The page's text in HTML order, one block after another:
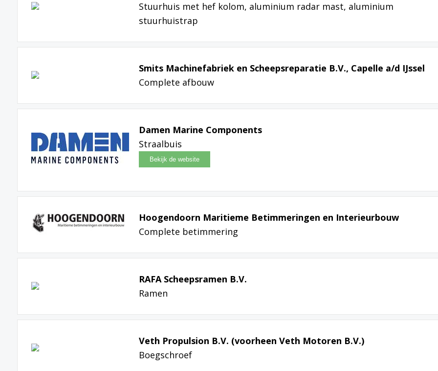
Stuurhuis met hef kolom, aluminium radar mast, aluminium
stuurhuistrap
Smits Machinefabriek en Scheepsreparatie B.V., Capelle a/d IJssel
Complete afbouw
Damen Marine Components
Straalbuis
Hoogendoorn Maritieme Betimmeringen en Interieurbouw
Complete betimmering
RAFA Scheepsramen B.V.
Ramen
Veth Propulsion B.V. (voorheen Veth Motoren B.V.)
Boegschroef